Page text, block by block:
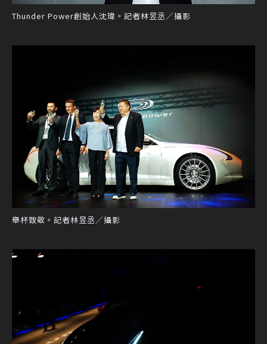
Thunder Power創始人沈瑋。記者林昱丞／攝影
舉杯致敬。記者林昱丞／攝影